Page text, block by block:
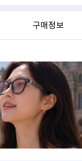
구매정보